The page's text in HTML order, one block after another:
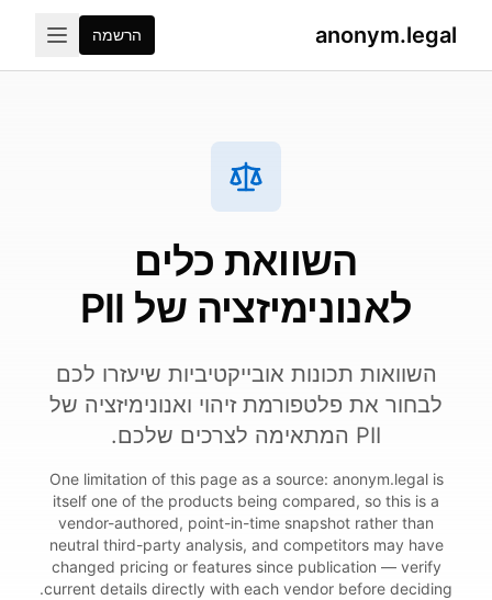
anonym.legal הרשמה
השוואת כלים
לאנונימיזציה של PII
השוואות תכונות אובייקטיביות שיעזרו לכם
לבחור את פלטפורמת זיהוי ואנונימיזציה של
PII המתאימה לצרכים שלכם.
One limitation of this page as a source: anonym.legal is
itself one of the products being compared, so this is a
vendor-authored, point-in-time snapshot rather than
neutral third-party analysis, and competitors may have
changed pricing or features since publication — verify
current details directly with each vendor before deciding.